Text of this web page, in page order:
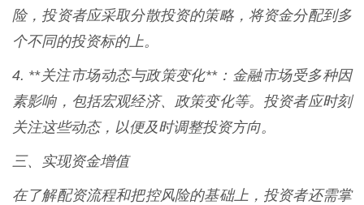
险，投资者应采取分散投资的策略，将资金分配到多
个不同的投资标的上。
4. **关注市场动态与政策变化**：金融市场受多种因
素影响，包括宏观经济、政策变化等。投资者应时刻
关注这些动态，以便及时调整投资方向。
三、实现资金增值
在了解配资流程和把控风险的基础上，投资者还需掌